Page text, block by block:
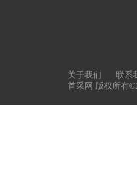
关于我们
联系
首采网 版权所有